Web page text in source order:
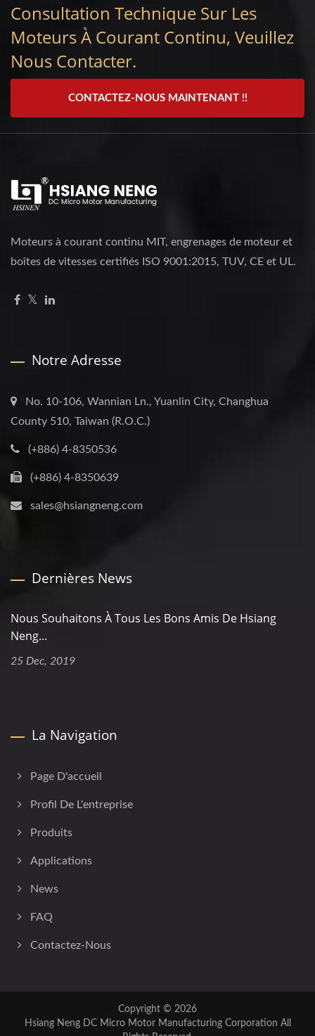
Consultation Technique Sur Les
Moteurs À Courant Continu, Veuillez
Nous Contacter.
CONTACTEZ-NOUS MAINTENANT !!
Moteurs à courant continu MIT, engrenages de moteur et
boîtes de vitesses certifiés ISO 9001:2015, TUV, CE et UL.
Notre Adresse
No. 10-106, Wannian Ln., Yuanlin City, Changhua
County 510, Taiwan (R.O.C.)
(+886) 4-8350536
(+886) 4-8350639
sales@hsiangneng.com
Dernières News
Nous Souhaitons À Tous Les Bons Amis De Hsiang
Neng...
25 Dec, 2019
La Navigation
Page D'accueil
Profil De L'entreprise
Produits
Applications
News
FAQ
Contactez-Nous
Copyright © 2026
Hsiang Neng DC Micro Motor Manufacturing Corporation All